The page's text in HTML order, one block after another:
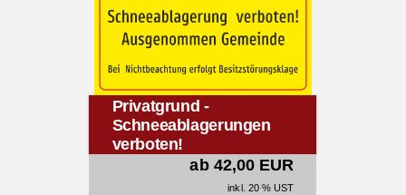
Privatgrund -
Schneeablagerungen
verboten!
ab 42,00 EUR
inkl. 20 % UST